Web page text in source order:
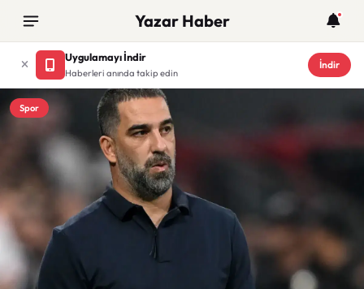
Yazar Haber
Uygulamayı İndir
Haberleri anında takip edin
İndir
Spor